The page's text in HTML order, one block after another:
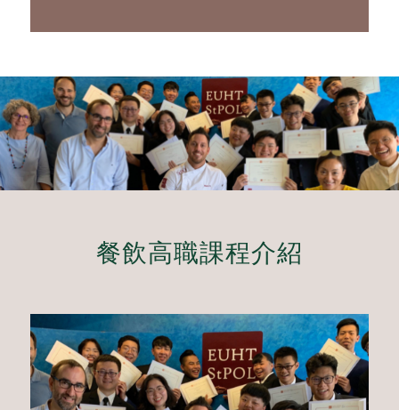
餐飲高職課程介紹